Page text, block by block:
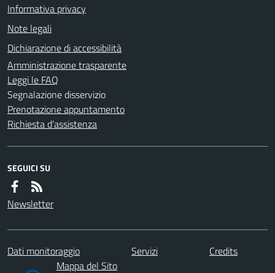
Informativa privacy
Note legali
Dichiarazione di accessibilità
Amministrazione trasparente
Leggi le FAQ
Segnalazione disservizio
Prenotazione appuntamento
Richiesta d'assistenza
SEGUICI SU
Newsletter
Dati monitoraggio Servizi
Credits
Mappa del Sito